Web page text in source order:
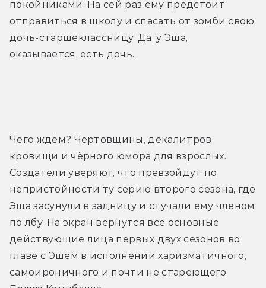
покойниками. На сей раз ему предстоит
отправиться в школу и спасать от зомби свою
дочь-старшеклассницу. Да, у Эша,
оказывается, есть дочь.
Чего ждём? Чертовщины, декалитров
кровищи и чёрного юмора для взрослых.
Создатели уверяют, что превзойдут по
непристойности ту серию второго сезона, где
Эша засунули в задницу и стучали ему членом
по лбу. На экран вернутся все основные
действующие лица первых двух сезонов во
главе с Эшем в исполнении харизматичного,
самоироничного и почти не стареющего